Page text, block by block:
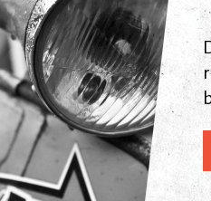
Catalogue de pièces
/ Accessoires
/